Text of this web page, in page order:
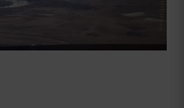
Video